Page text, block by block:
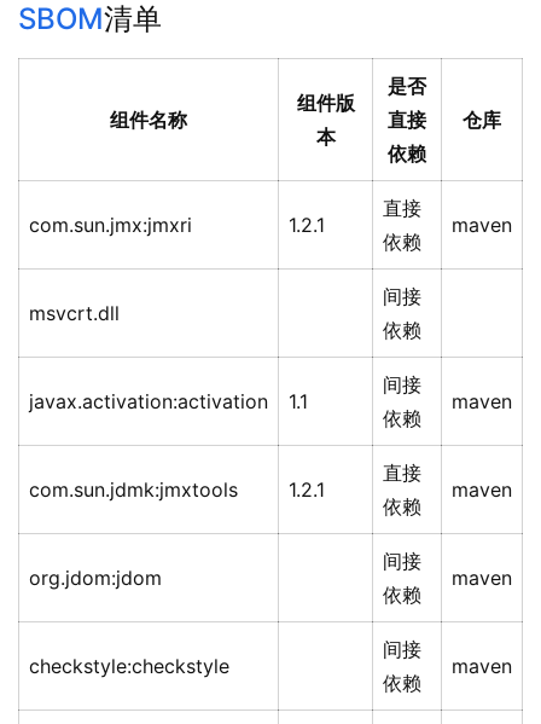
SBOM清单
组件名称
组件版
本
是否
直接
依赖
仓库
com.sun.jmx:jmxri 1.2.1
直接
依赖
maven
msvcrt.dll
间接
依赖
javax.activation:activation 1.1
间接
依赖
maven
com.sun.jdmk:jmxtools 1.2.1
直接
依赖
maven
org.jdom:jdom
间接
依赖
maven
checkstyle:checkstyle
间接
依赖
maven